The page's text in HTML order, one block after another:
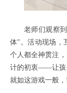
老师们观察
体”。活动现场，
个人都全神贯注
计的初衷——让孩
就如这游戏一般